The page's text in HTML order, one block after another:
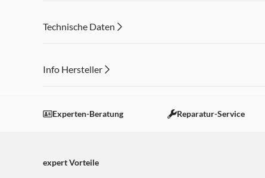
Technische Daten
Info Hersteller
Einstellungen anpassen
Experten-Beratung Reparatur-Service
expert Vorteile